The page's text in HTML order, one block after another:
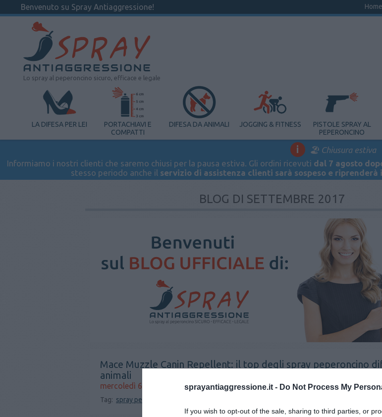
sprayantiaggressione.it - Do Not Process My
If you wish to opt-out of the sale, sharing to third parties, or
Benvenuto su Spray Antiaggressione! Home
Lo spray al peperoncino sicuro, efficace e legale
LA DIFESA PER LEI
PORTACHIAVI E
COMPATTI
DIFESA DA ANIMALI JOGGING & FITNESS
PISTOLE SPRAY AL
PEPERONCINO
i
🏖️ Chiusura estiva
Informiamo i nostri clienti che saremo chiusi per la pausa estiva. Gli ordini ricevuti dal 7 agosto
stesso periodo anche il servizio di assistenza clienti sarà sospeso e riprenderà
BLOG DI SETTEMBRE 2017
Mace Muzzle Canin Repellent: il top degli spray peperoncino
animali
mercoledì 6 settembre 2017
Tag: spray peperoncino